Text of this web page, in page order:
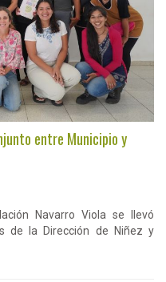
entre Municipio y
Navarro Viola se llevó
de la Dirección de Niñez y